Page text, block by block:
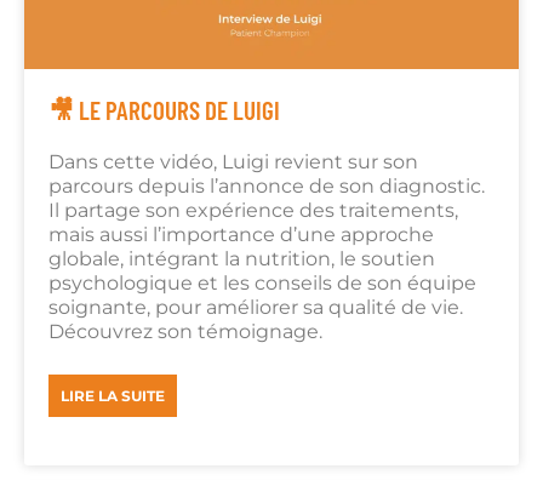
🎥 LE PARCOURS DE LUIGI
Dans cette vidéo, Luigi revient sur son
parcours depuis l’annonce de son diagnostic.
Il partage son expérience des traitements,
mais aussi l’importance d’une approche
globale, intégrant la nutrition, le soutien
psychologique et les conseils de son équipe
soignante, pour améliorer sa qualité de vie.
Découvrez son témoignage.
LIRE LA SUITE